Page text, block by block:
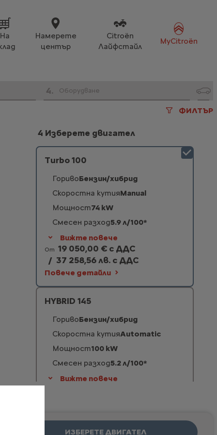
На
Намерете
център
Citroën
Лайфстайл
MyCitroën
4. Оборудване
ФИЛТЪР
4 Изберете двигател
Turbo 100
ГоривоБензин/хибрид
Скоростна кутияManual
Мощност74 kW
Смесен разход5.9 л/100*
Вижте повече
От 19 050,00 € с ДДС
/ 37 258,56 лв. с ДДС
Повече детайли
HYBRID 145
ГоривоБензин/хибрид
Скоростна кутияAutomatic
Мощност100 kW
Смесен разход5.2 л/100*
Вижте повече
ИЗБЕРЕТЕ ДВИГАТЕЛ